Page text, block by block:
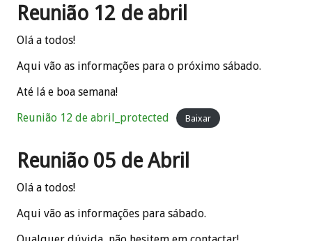
Reunião 12 de abril
Olá a todos!
Aqui vão as informações para o próximo sábado.
Até lá e boa semana!
Reunião 12 de abril_protected
Baixar
Reunião 05 de Abril
Olá a todos!
Aqui vão as informações para sábado.